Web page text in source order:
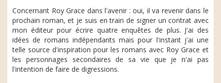
Concernant Roy Grace dans l'avenir : oui, il va revenir dans le
prochain roman, et je suis en train de signer un contrat avec
mon éditeur pour écrire quatre enquêtes de plus. J'ai des
idées de romans indépendants mais pour l'instant j'ai une
telle source d'inspiration pour les romans avec Roy Grace et
les personnages secondaires de sa vie que je n'ai pas
l'intention de faire de digressions.